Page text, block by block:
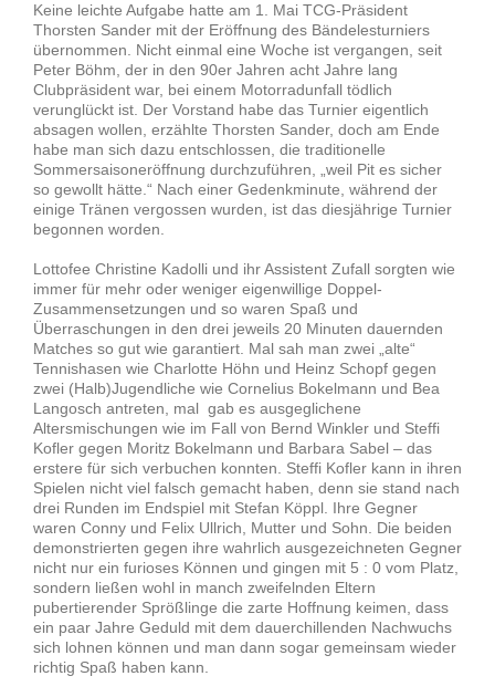
Keine leichte Aufgabe hatte am 1. Mai TCG-Präsident
Thorsten Sander mit der Eröffnung des Bändelesturniers
übernommen. Nicht einmal eine Woche ist vergangen, seit
Peter Böhm, der in den 90er Jahren acht Jahre lang
Clubpräsident war, bei einem Motorradunfall tödlich
verunglückt ist. Der Vorstand habe das Turnier eigentlich
absagen wollen, erzählte Thorsten Sander, doch am Ende
habe man sich dazu entschlossen, die traditionelle
Sommersaisoneröffnung durchzuführen, „weil Pit es sicher
so gewollt hätte.“ Nach einer Gedenkminute, während der
einige Tränen vergossen wurden, ist das diesjährige Turnier
begonnen worden.
Lottofee Christine Kadolli und ihr Assistent Zufall sorgten wie
immer für mehr oder weniger eigenwillige Doppel-
Zusammensetzungen und so waren Spaß und
Überraschungen in den drei jeweils 20 Minuten dauernden
Matches so gut wie garantiert. Mal sah man zwei „alte“
Tennishasen wie Charlotte Höhn und Heinz Schopf gegen
zwei (Halb)Jugendliche wie Cornelius Bokelmann und Bea
Langosch antreten, mal gab es ausgeglichene
Altersmischungen wie im Fall von Bernd Winkler und Steffi
Kofler gegen Moritz Bokelmann und Barbara Sabel – das
erstere für sich verbuchen konnten. Steffi Kofler kann in ihren
Spielen nicht viel falsch gemacht haben, denn sie stand nach
drei Runden im Endspiel mit Stefan Köppl. Ihre Gegner
waren Conny und Felix Ullrich, Mutter und Sohn. Die beiden
demonstrierten gegen ihre wahrlich ausgezeichneten Gegner
nicht nur ein furioses Können und gingen mit 5 : 0 vom Platz,
sondern ließen wohl in manch zweifelnden Eltern
pubertierender Sprößlinge die zarte Hoffnung keimen, dass
ein paar Jahre Geduld mit dem dauerchillenden Nachwuchs
sich lohnen können und man dann sogar gemeinsam wieder
richtig Spaß haben kann.